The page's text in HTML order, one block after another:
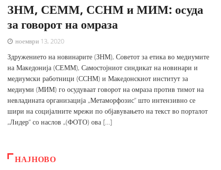
ЗНМ, СЕММ, ССНМ и МИМ: осуда
за говорот на омраза
ноември 13, 2020
Здружението на новинарите (ЗНМ), Советот за етика во медиумите
на Македонија (СЕММ), Самостојниот синдикат на новинари и
медиумски работници (ССНМ) и Македонскиот институт за
медиуми (МИМ) го осудуваат говорот на омраза против тимот на
невладината организација „Метаморфозис“ што интензивно се
шири на социјалните мрежи по објавувањето на текст во порталот
„Лидер“ со наслов „(ФОТО) ова […]
НАЈНОВО